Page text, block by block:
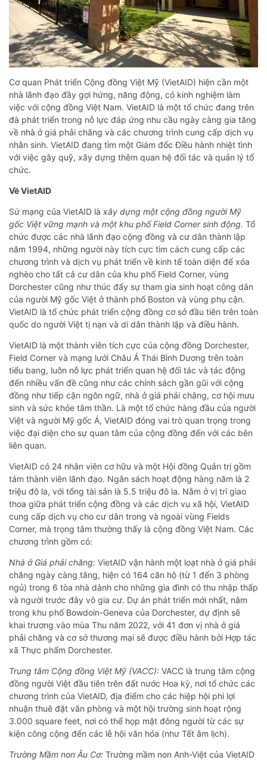
Cơ quan ​​Phát triển Cộng đồng Việt Mỹ (VietAID) hiện cần một
nhà lãnh đạo đầy gợi hứng, năng động, có kinh nghiệm làm
việc với cộng đồng Việt Nam. VietAID là một tổ chức đang trên
đà phát triển trong nỗ lực đáp ứng nhu cầu ngày càng gia tăng
về nhà ở giá phải chăng và các chương trình cung cấp dịch vụ
nhân sinh. VietAID đang tìm một Giám đốc Điều hành nhiệt tình
với việc gây quỹ, xây dựng thêm quan hệ đối tác và quản lý tổ
chức.
Về VietAID
Sứ mạng của VietAID là xây dựng một cộng đồng người Mỹ
gốc Việt vững mạnh và một khu phố Field Corner sinh động. Tổ
chức được các nhà lãnh đạo cộng đồng và cư dân thành lập
năm 1994, những người này tích cực tìm cách cung cấp các
chương trình và dịch vụ phát triển về kinh tế toàn diện để xóa
nghèo cho tất cả cư dân của khu phố Field Corner, vùng
Dorchester cũng như thúc đẩy sự tham gia sinh hoạt công dân
của người Mỹ gốc Việt ở thành phố Boston và vùng phụ cận.
VietAID là tổ chức phát triển cộng đồng cơ sở đầu tiên trên toàn
quốc do người Việt tị nạn và di dân thành lập và điều hành.
VietAID là một thành viên tích cực của cộng đồng Dorchester,
Field Corner và mạng lưới Châu Á Thái Bình Dương trên toàn
tiểu bang, luôn nỗ lực phát triển quan hệ đối tác và tác động
đến nhiều vấn đề cũng như các chính sách gần gũi với cộng
đồng như tiếp cận ngôn ngữ, nhà ở giá phải chăng, cơ hội mưu
sinh và sức khỏe tâm thần. Là một tổ chức hàng đầu của người
Việt và người Mỹ gốc Á, VietAID đóng vai trò quan trọng trong
việc đại diện cho sự quan tâm của cộng đồng đến với các bên
liên quan.
VietAID có 24 nhân viên cơ hữu và một Hội đồng Quản trị gồm
tám thành viên lãnh đạo. Ngân sách hoạt động hàng năm là 2
triệu đô la, với tổng tài sản là 5.5 triệu đô la. Nằm ở vị trí giao
thoa giữa phát triển cộng đồng và các dịch vụ xã hội, VietAID
cung cấp dịch vụ cho cư dân trong và ngoài vùng Fields
Corner, mà trọng tâm thường thấy là cộng đồng Việt Nam. Các
chương trình gồm có:
Nhà ở Giá phải chăng: VietAID vận hành một loạt nhà ở giá phải
chăng ngày càng tăng, hiện có 164 căn hộ (từ 1 đến 3 phòng
ngủ) trong 6 tòa nhà dành cho những gia đình có thu nhập thấp
và người trước đây vô gia cư. Dự án phát triển mới nhất, nằm
trong khu phố Bowdoin-Geneva của Dorchester, dự định sẽ
khai trương vào mùa Thu năm 2022, với 41 đơn vị nhà ở giá
phải chăng và cơ sở thương mại sẽ được điều hành bởi Hợp tác
xã Thực phẩm Dorchester.
Trung tâm Cộng đồng Việt Mỹ (VACC): VACC là trung tâm cộng
đồng người Việt đầu tiên trên đất nước Hoa kỳ, nơi tổ chức các
chương trình của VietAID, địa điểm cho các hiệp hội phi lợi
nhuận thuê đặt văn phòng và một hội trường sinh hoạt rộng
3.000 square feet, nơi có thể họp mặt đông người từ các sự
kiện công cộng đến các lễ hội văn hóa (như Tết âm lịch).
Trường Mầm non Âu Cơ: Trường mầm non Anh-Việt của VietAID